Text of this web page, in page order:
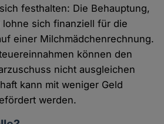
festhalten: Die Behauptung,
lohne sich finanziell für die
einer Milchmädchenrechnung.
können den
nicht ausgleichen
kann mit weniger Geld
werden.